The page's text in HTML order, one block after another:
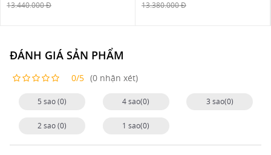
13.440.000 Đ 13.380.000 Đ
ĐÁNH GIÁ SẢN PHẨM
0/5 (0 nhận xét)
5 sao (0) 4 sao(0) 3 sao(0)
2 sao (0) 1 sao(0)